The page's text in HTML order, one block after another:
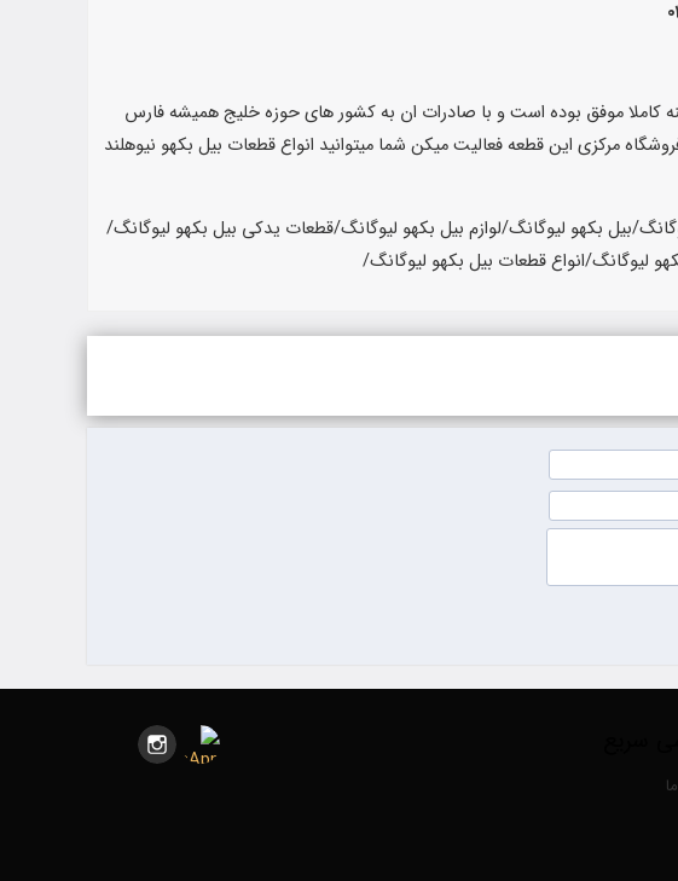
موفق بوده است و با صادرات ان به کشور های حوزه خلیج همیشه فارس
مرکزی این قطعه فعالیت میکن شما میتوانید انواع قطعات بیل بکهو نیوهلند
بیل بکهو لیوگانگ/لوازم بیل بکهو لیوگانگ/قطعات یدکی بیل بکهو لیوگانگ/
لیوگانگ/انواع قطعات بیل بکهو لیوگانگ/